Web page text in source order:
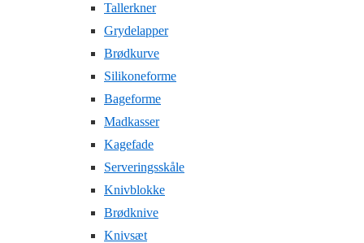
Tallerkner
Grydelapper
Brødkurve
Silikoneforme
Bageforme
Madkasser
Kagefade
Serveringsskåle
Knivblokke
Brødknive
Knivsæt